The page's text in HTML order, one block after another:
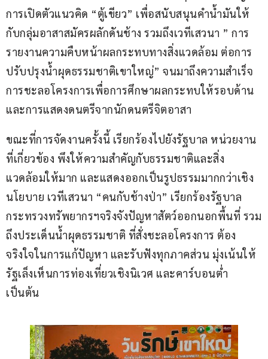
การเปิดตัวแนวคิด “ตู้เขียว” เพื่อสนับสนุนคำน้ำมันให้
กับกลุ่มอาสาสมัครผลักดันช้าง รวมถึงเวทีเสวนา ” การ
รายงานความคืบหน้าผลกระทบทางสิ่งแวดล้อม ต่อการ
ปรับปรุงน้ำผุดธรรมชาติเขาใหญ่” จนมาถึงความสำเร็จ
การชะลอโครงการเพื่อการศึกษาผลกระทบให้รอบด้าน
และการแสดงดนตรีจากนักดนตรีจิตอาสา
ขณะที่การจัดงานครั้งนี้ เรียกร้องไปยังรัฐบาล หน่วยงาน
ที่เกี่ยวข้อง พึงให้ความสำคัญกับธรรมชาติและสิ่ง
แวดล้อมให้มาก และแสดงออกเป็นรูปธรรมมากกว่าเชิง
นโยบาย เวทีเสวนา “คนกับช้างป่า” เรียกร้องรัฐบาล
กระทรวงทรัพยากรฯจริงจังปัญหาสัตว์ออกนอกพื้นที่ รวม
ถึงประเด็นน้ำผุดธรรมชาติ ที่สั่งชะลอโครงการ ต้อง
จริงใจในการแก้ปัญหา และรับฟังทุกภาคส่วน มุ่งเน้นให้
รัฐเล็งเห็นการท่องเที่ยวเชิงนิเวศ และคาร์บอนต่ำ
เป็นต้น